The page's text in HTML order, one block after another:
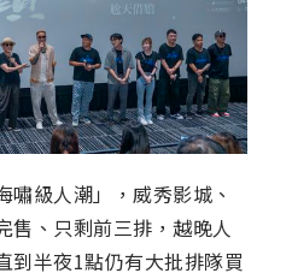
級人潮」，威秀影城、
售、只剩前三排，越晚人
到半夜1點仍有大批排隊買